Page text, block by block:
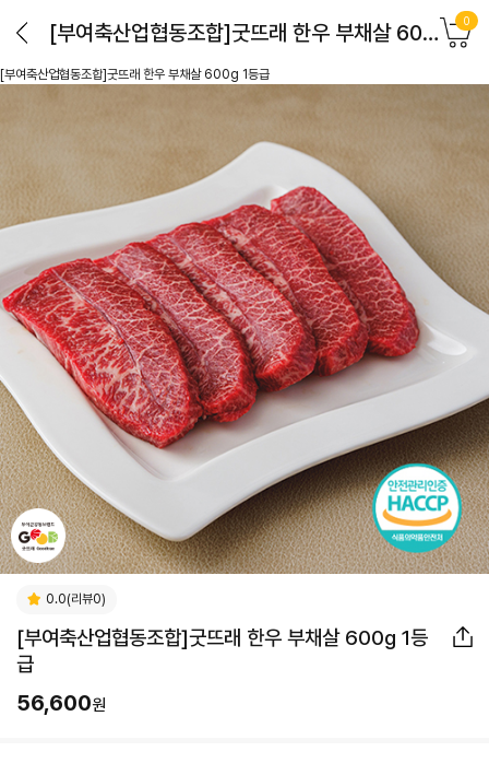
[부여축산업협동조합]굿뜨래 한우 부채살 600g 1등급 0
[부여축산업협동조합]굿뜨래 한우 부채살 600g 1등급
0.0(리뷰0)
[부여축산업협동조합]굿뜨래 한우 부채살 600g 1등
급
56,600원